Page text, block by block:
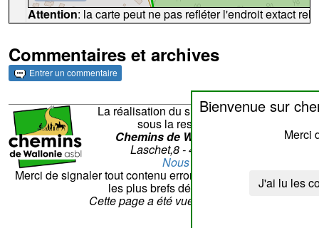
Bienvenue sur
Merci
J'ai lu les
Attention: la carte peut ne pas refléter l'endroit extact
Commentaires et archives
Entrer un commentaire
La réalisation du site et son contenu sont
sous la responsabilité de
Chemins de Wallonie asbl - Rue
Laschet,8 - 4852 Hombourg
Nous contacter
Merci de signaler tout contenu erroné. Il sera corrigé dans
les plus brefs délais.
Cette page a été vue